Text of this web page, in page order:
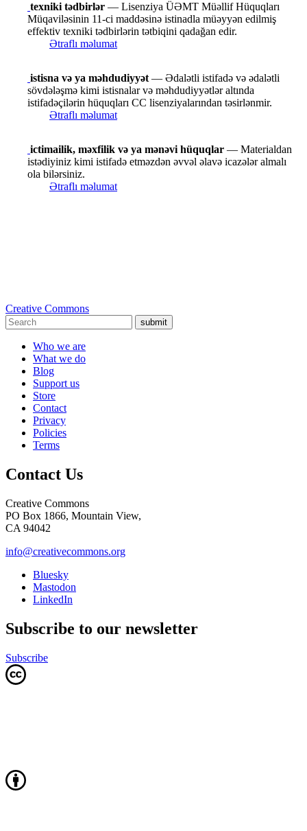
texniki tədbirlər — Lisenziya ÜƏMT Müəllif Hüquqları
Müqaviləsinin 11-ci maddəsinə istinadla müəyyən edilmiş
effektiv texniki tədbirlərin tətbiqini qadağan edir.
Ətraflı məlumat
istisna və ya məhdudiyyət — Ədalətli istifadə və ədalətli
sövdələşmə kimi istisnalar və məhdudiyyətlər altında
istifadəçilərin hüquqları CC lisenziyalarından təsirlənmir.
Ətraflı məlumat
ictimailik, məxfilik və ya mənəvi hüquqlar — Materialdan
istədiyiniz kimi istifadə etməzdən əvvəl əlavə icazələr almalı
ola bilərsiniz.
Ətraflı məlumat
Creative Commons
submit
Who we are
What we do
Blog
Support us
Store
Contact
Privacy
Policies
Terms
Contact Us
Creative Commons
PO Box 1866, Mountain View,
CA 94042
info@creativecommons.org
Bluesky
Mastodon
LinkedIn
Subscribe to our newsletter
Subscribe